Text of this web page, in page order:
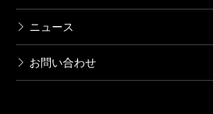
ニュース
お問い合わせ